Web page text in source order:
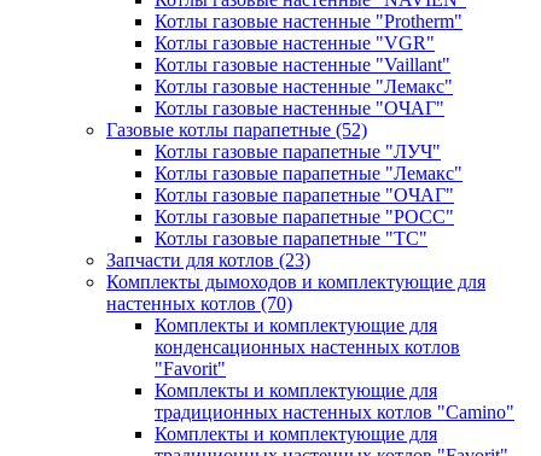
Котлы газовые настенные "Protherm"
Котлы газовые настенные "VGR"
Котлы газовые настенные "Vaillant"
Котлы газовые настенные "Лемакс"
Котлы газовые настенные "ОЧАГ"
Газовые котлы парапетные (52)
Котлы газовые парапетные "ЛУЧ"
Котлы газовые парапетные "Лемакс"
Котлы газовые парапетные "ОЧАГ"
Котлы газовые парапетные "РОСС"
Котлы газовые парапетные "ТС"
Запчасти для котлов (23)
Комплекты дымоходов и комплектующие для
настенных котлов (70)
Комплекты и комплектующие для
конденсационных настенных котлов
"Favorit"
Комплекты и комплектующие для
традиционных настенных котлов "Camino"
Комплекты и комплектующие для